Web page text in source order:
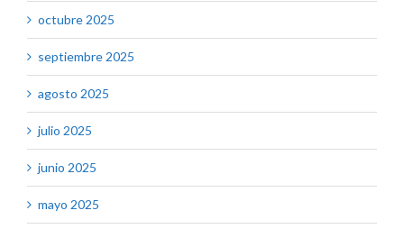
octubre 2025
septiembre 2025
agosto 2025
julio 2025
junio 2025
mayo 2025